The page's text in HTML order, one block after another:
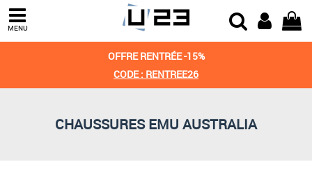
MENU
OFFRE RENTRÉE -15%
CODE : RENTREE26
CHAUSSURES EMU AUSTRALIA
Trier par
Derniers arrivages
Meilleures remises